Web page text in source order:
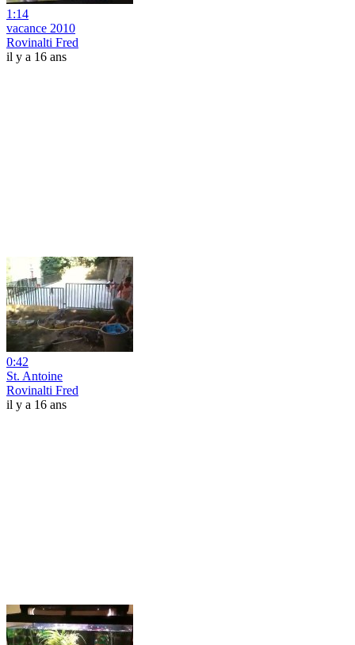
1:14
vacance 2010
Rovinalti Fred
il y a 16 ans
0:42
St. Antoine
Rovinalti Fred
il y a 16 ans